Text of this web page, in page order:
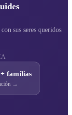
sus seres queridos
familias
→